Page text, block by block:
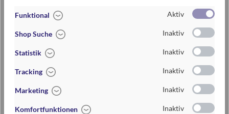
3-5 Jahre , 6-10 Jahre
Funktional Aktiv
Shop Suche Inaktiv
Statistik Inaktiv
Tracking Inaktiv
Marketing Inaktiv
Komfortfunktionen Inaktiv